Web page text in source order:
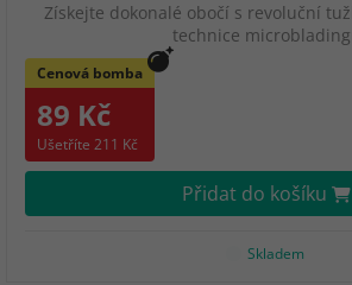
Získejte dokonalé obočí s revoluční
technice
Cenová bomba
89 Kč
Ušetříte 211 Kč
Přidat do košíku
Skladem